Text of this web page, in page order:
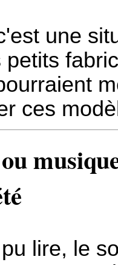
une
petits
ces
lire, le